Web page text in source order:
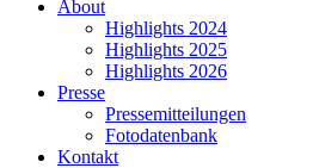
About
Highlights 2024
Highlights 2025
Highlights 2026
Presse
Pressemitteilungen
Fotodatenbank
Kontakt